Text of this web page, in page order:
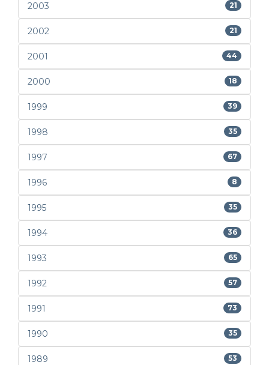
2003 21
2002 21
2001 44
2000 18
1999 39
1998 35
1997 67
1996 8
1995 35
1994 36
1993 65
1992 57
1991 73
1990 35
1989 53